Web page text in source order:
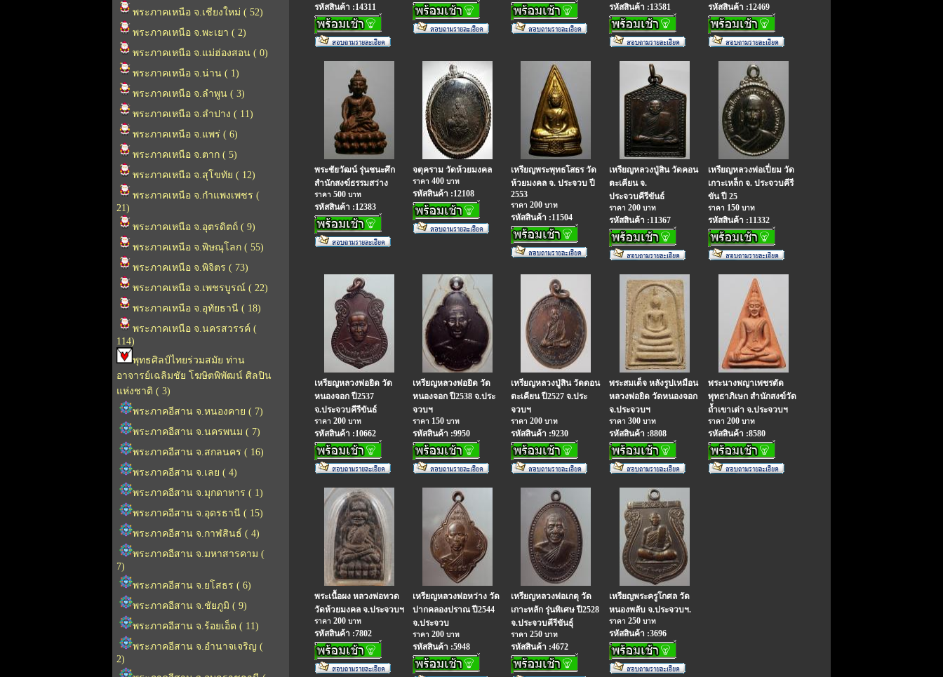
พระภาคเหนือ จ.เชียงใหม่ ( 52)
พระภาคเหนือ จ.พะเยา ( 2)
พระภาคเหนือ จ.แม่ฮ่องสอน ( 0)
พระภาคเหนือ จ.น่าน ( 1)
พระภาคเหนือ จ.ลำพูน ( 3)
พระภาคเหนือ จ.ลำปาง ( 11)
พระภาคเหนือ จ.แพร่ ( 6)
พระภาคเหนือ จ.ตาก ( 5)
พระภาคเหนือ จ.สุโขทัย ( 12)
พระภาคเหนือ จ.กำแพงเพชร (
21)
พระภาคเหนือ จ.อุตรดิตถ์ ( 9)
พระภาคเหนือ จ.พิษณุโลก ( 55)
พระภาคเหนือ จ.พิจิตร ( 73)
พระภาคเหนือ จ.เพชรบูรณ์ ( 22)
พระภาคเหนือ จ.อุทัยธานี ( 18)
พระภาคเหนือ จ.นครสวรรค์ (
114)
พุทธศิลป์ไทยร่วมสมัย ท่าน
อาจารย์เฉลิมชัย โฆษิตพิพัฒน์ ศิลปิน
แห่งชาติ ( 3)
พระภาคอีสาน จ.หนองคาย ( 7)
พระภาคอีสาน จ.นครพนม ( 7)
พระภาคอีสาน จ.สกลนคร ( 16)
พระภาคอีสาน จ.เลย ( 4)
พระภาคอีสาน จ.มุกดาหาร ( 1)
พระภาคอีสาน จ.อุดรธานี ( 15)
พระภาคอีสาน จ.กาฬสินธ์ ( 4)
พระภาคอีสาน จ.มหาสารคาม (
7)
พระภาคอีสาน จ.ยโสธร ( 6)
พระภาคอีสาน จ.ชัยภูมิ ( 9)
พระภาคอีสาน จ.ร้อยเอ็ด ( 11)
พระภาคอีสาน จ.อำนาจเจริญ (
2)
รหัสสินค้า :14311 รหัสสินค้า :13581 รหัสสินค้า :12469
พระชัยวัฒน์ รุ่นชนะศึก
สำนักสงฆ์ธรรมสว่าง
ราคา 500 บาท
รหัสสินค้า :12383
จตุคราม วัดห้วยมงคล
ราคา 400 บาท
รหัสสินค้า :12108
เหรียญพระพุทธโสธร วัด
ห้วยมงคล จ. ประจวบ ปี
2553
ราคา 200 บาท
รหัสสินค้า :11504
เหรียญหลวงปู่สิน วัดคอน
ตะเคียน จ.
ประจวบคีรีขันธ์
ราคา 200 บาท
รหัสสินค้า :11367
เหรียญหลวงพ่อเปี่ยม วัด
เกาะเหล็ก จ. ประจวบคีรี
ขัน ปี 25
ราคา 150 บาท
รหัสสินค้า :11332
เหรียญหลวงพ่อยิด วัด
หนองจอก ปี2537
จ.ประจวบคีรีขันธ์
ราคา 200 บาท
รหัสสินค้า :10662
เหรียญหลวงพ่อยิด วัด
หนองจอก ปี2538 จ.ประ
จวบฯ
ราคา 150 บาท
รหัสสินค้า :9950
เหรียญหลวงปู่สิน วัดดอน
ตะเคียน ปี2527 จ.ประ
จวบฯ
ราคา 200 บาท
รหัสสินค้า :9230
พระสมเด็จ หลังรูปเหมือน
หลวงพ่อยิด วัดหนองจอก
จ.ประจวบฯ
ราคา 300 บาท
รหัสสินค้า :8808
พระนางพญาเพชรตัด
พุทธาภิเษก สำนักสงฆ์วัด
ถ้ำเขาเต่า จ.ประจวบฯ
ราคา 200 บาท
รหัสสินค้า :8580
พระเนื้อผง หลวงพ่อทวด
วัดห้วยมงคล จ.ประจวบฯ
ราคา 200 บาท
รหัสสินค้า :7802
เหรียญหลวงพ่อหว่าง วัด
ปากคลองปราณ ปี2544
จ.ประจวบ
ราคา 200 บาท
รหัสสินค้า :5948
เหรียญหลวงพ่อเกตุ วัด
เกาะหลัก รุ่นพิเศษ ปี2528
จ.ประจวบคีรีขันธุ์
ราคา 250 บาท
รหัสสินค้า :4672
เหรียญพระครูโกศล วัด
หนองพลับ จ.ประจวบฯ.
ราคา 250 บาท
รหัสสินค้า :3696